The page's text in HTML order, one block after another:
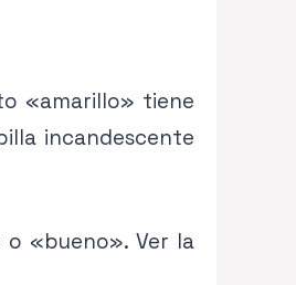
«amarillo» tiene
incandescente
«bueno». Ver la